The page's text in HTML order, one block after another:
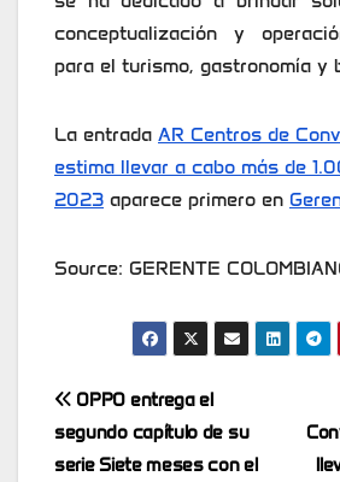
conceptualización y
para el turismo, gastronomía y
La entrada AR Centros de
estima llevar a cabo más de
2023 aparece primero en
Source: GERENTE
Post
navigation
OPPO entrega el
segundo capítulo de su
serie Siete meses con el